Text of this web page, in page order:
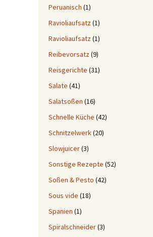
Peruanisch (1)
Ravioliaufsatz(1)
Ravioliaufsatz(1)
Reibevorsatz(9)
Reisgerichte (31)
Salate (41)
Salatsoßen (16)
Schnelle Küche (42)
Schnitzelwerk(20)
Slowjuicer(3)
Sonstige Rezepte (52)
Soßen & Pesto (42)
Sous vide (18)
Spanien (1)
Spiralschneider(3)